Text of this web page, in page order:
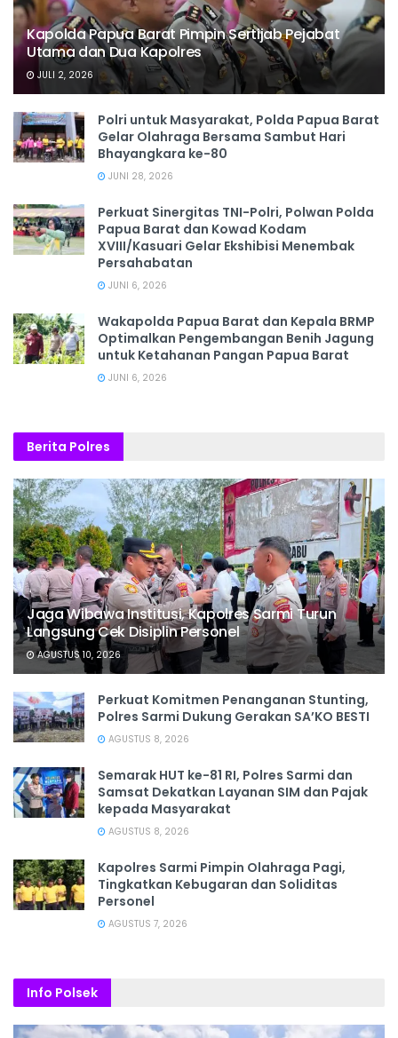
Kapolda Papua Barat Pimpin Sertijab Pejabat
Utama dan Dua Kapolres
JULI 2, 2026
Polri untuk Masyarakat, Polda Papua Barat
Gelar Olahraga Bersama Sambut Hari
Bhayangkara ke-80
JUNI 28, 2026
‎Perkuat Sinergitas TNI-Polri, Polwan Polda
Papua Barat dan Kowad Kodam
XVIII/Kasuari Gelar Ekshibisi Menembak
Persahabatan
JUNI 6, 2026
Wakapolda Papua Barat dan Kepala BRMP
Optimalkan Pengembangan Benih Jagung
untuk Ketahanan Pangan Papua Barat
JUNI 6, 2026
Berita Polres
Jaga Wibawa Institusi, Kapolres Sarmi Turun
Langsung Cek Disiplin Personel
AGUSTUS 10, 2026
Perkuat Komitmen Penanganan Stunting,
Polres Sarmi Dukung Gerakan SA’KO BESTI
AGUSTUS 8, 2026
Semarak HUT ke-81 RI, Polres Sarmi dan
Samsat Dekatkan Layanan SIM dan Pajak
kepada Masyarakat
AGUSTUS 8, 2026
Kapolres Sarmi Pimpin Olahraga Pagi,
Tingkatkan Kebugaran dan Soliditas
Personel
AGUSTUS 7, 2026
Info Polsek